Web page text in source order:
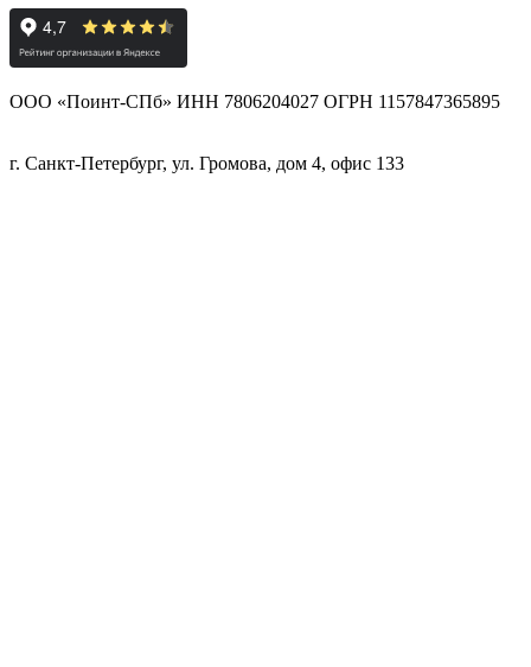
ООО «Поинт-СПб» ИНН 7806204027 ОГРН 1157847365895
г. Санкт-Петербург, ул. Громова, дом 4, офис 133